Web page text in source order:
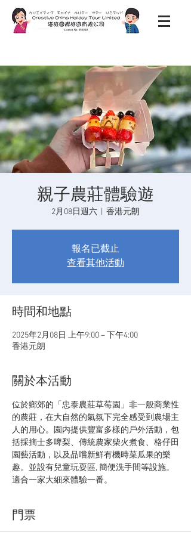
親子農莊體驗遊
2月08日週六 香港元朗
報名已截止
查看其他活動
時間和地點
2025年2月08日 上午9:00 – 下午4:00
香港元朗
關於本活動
位於鄉郊的「忠泰農莊草莓園」非一般商業性
的農莊，在大自然的氣氛下完全感受到農場主
人的用心。園内提供豐富多樣的戶外活動，包
括採摘士多啤梨、傳統農家柴火煮食、格仔田
園藝活動，以及品嚐新鮮有機時菜瓜果的樂
趣。並設有兒童玩耍區, 簡便洗手間等設施。
適合一家大細來體驗一番。
門票